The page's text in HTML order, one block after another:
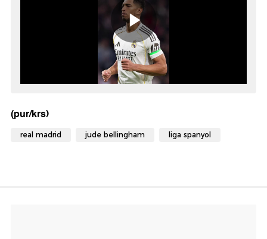
(pur/krs)
real madrid jude bellingham liga spanyol